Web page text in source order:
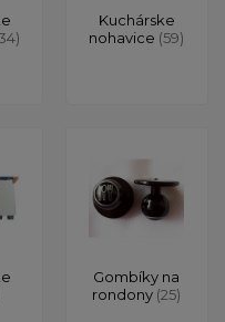
Kuchárske
nohavice (59)
Gombíky na
rondony (25)